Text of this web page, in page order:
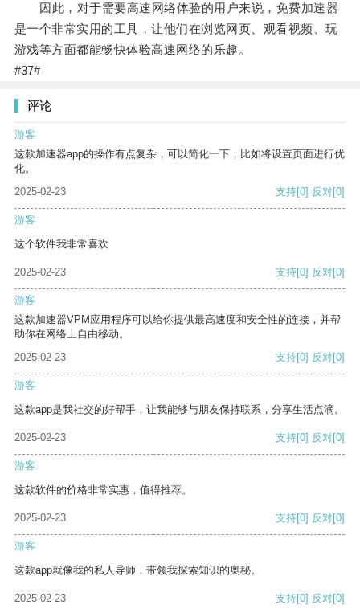
因此，对于需要高速网络体验的用户来说，免费加速器
是一个非常实用的工具，让他们在浏览网页、观看视频、玩
游戏等方面都能畅快体验高速网络的乐趣。
#37#
评论
游客
这款加速器app的操作有点复杂，可以简化一下，比如将设置页面进行优
化。
2025-02-23
支持[0] 反对[0]
游客
这个软件我非常喜欢
2025-02-23 支持[0] 反对[0]
游客
这款加速器VPM应用程序可以给你提供最高速度和安全性的连接，并帮
助你在网络上自由移动。
2025-02-23
支持[0] 反对[0]
游客
这款app是我社交的好帮手，让我能够与朋友保持联系，分享生活点滴。
2025-02-23 支持[0] 反对[0]
游客
这款软件的价格非常实惠，值得推荐。
2025-02-23 支持[0] 反对[0]
游客
这款app就像我的私人导师，带领我探索知识的奥秘。
2025-02-23 支持[0] 反对[0]